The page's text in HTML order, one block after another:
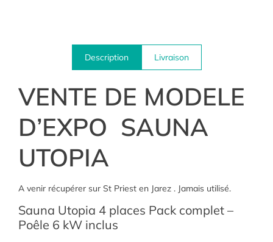
Description Livraison
VENTE DE MODELE
D’EXPO SAUNA
UTOPIA
A venir récupérer sur St Priest en Jarez . Jamais utilisé.
Sauna Utopia 4 places Pack complet –
Poêle 6 kW inclus